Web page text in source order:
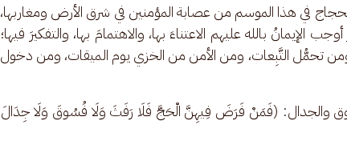
في هذا الموسم من عصابة المؤمنين في شرق الأرض ومغاربها،
بالله عليهم الاعتناءَ بها، والاهتمامَ بها، والتفكيرَ فيها؛
تحمُّل التَّبِعات، ومن الأمن من الخزي يوم الميقات، ومن دخول
والجدال: (فَمَنْ فَرَضَ فِيهِنَّ الْحَجَّ فَلَا رَفَثَ وَلَا فُسُوقَ وَلَا جِدَالَ